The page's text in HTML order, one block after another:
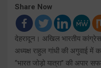
Share Now
देहरादून। अखिल भारतीय कांग्रेस
अध्यक्ष राहुल गांधी की अगुवाई में
‘‘भारत जोड़ो यात्रा’’ की अपार